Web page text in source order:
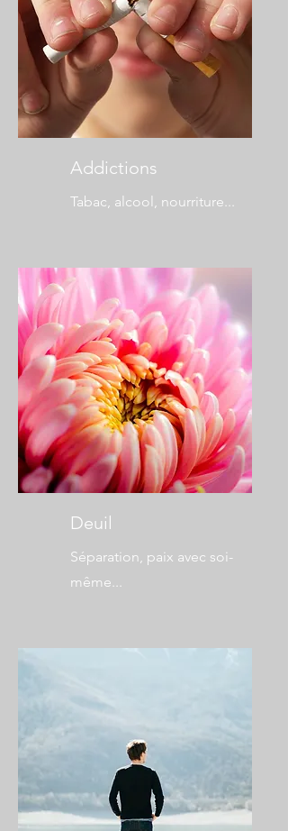
Addictions
Tabac, alcool, nourriture...
Deuil
Séparation, paix avec soi-
même...